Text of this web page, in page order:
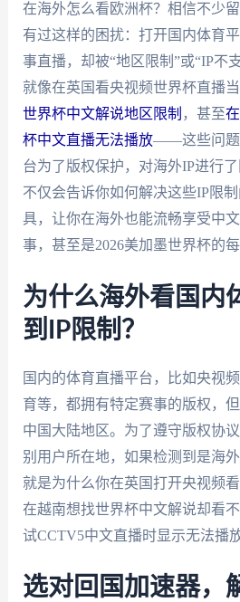
在海外怎么看欧洲杯？相信不少
有过这样的困扰：打开国内体育
事直播，却被“地区限制”或“IP不
就像在英国看央视频世界杯直播当
世界杯中文解说地区限制 ，甚至
杯中文直播无法播放——这些问题
台为了版权保护，对海外IP进行了
不仅会告诉你如何解决这些IP限
具，让你在海外也能流畅享受中
事，甚至是2026美加墨世界杯的
为什么海外看国内
到IP限制？
国内的体育直播平台，比如央视
育等，都拥有特定赛事的版权，
中国大陆地区。为了遵守版权协
别用户所在地，如果检测到是海
就是为什么你在英国打开央视频
在越南想找世界杯中文解说却看
试CCTV5中文直播时显示无法播
选对回国加速器，